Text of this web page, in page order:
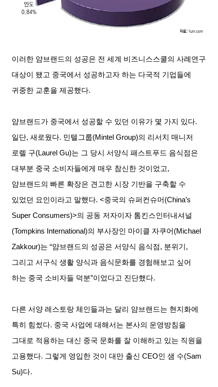
이러한 얌브랜드의 성공은 전 세계 비즈니스스쿨의 사례연구
대상이 됐고 중국에서 성공하고자 하는 다국적 기업들에
귀중한 교훈을 제공했다.
얌브랜드가 중국에서 성공할 수 있던 이유가 몇 가지 있다.
일단,새로웠다. 민텔그룹(Mintel Group)의 리서치 매니저
로렐 구(Laurel Gu)는 그 당시 서양식 패스트푸드 음식점은
대부분 중국 소비자들에게 매우 참신한 것이었고,
얌브랜드의 빠른 확장은 견고한 시장 기반을 구축할 수
있었던 요인이라고 말했다. <중국의 슈퍼컨슈머 (China’s
Super Consumers)>의 공동 저자이자 톰킨스인터내셔널
(Tompkins International)의 부사장인 마이클 자쿠어 (Michael
Zakkour)는 “얌브랜드의 성공은 서양식 음식점, 분위기 ,
그리고 서구식 생활 양식과 음식문화를 경험해보고 싶어
하는 중국 소비자들 덕분”이었다고 진단했다.
다른 서양 레스토랑 체인들과는 달리 얌브랜드는 현지화에
특히 힘썼다. 중국 사업에 대해서는 본사의 운영방침을
그대로 적용하는 대신 중국 문화를 잘 이해하고 있는 직원을
고용했다. 그렇게 영입한 것이 대만 출신 CEO인 샘 수(Sam
Su)다.